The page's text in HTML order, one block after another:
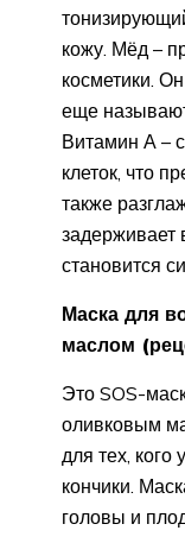
кожу. Мёд –
косметики.
еще
Витамин А –
клеток, что
также
задерживает
становится
Маска для
маслом
Это SOS-
оливковым
для тех,
кончики.
головы и